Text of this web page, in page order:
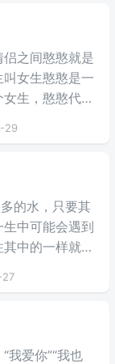
之间憨憨就是
女生憨憨是一
生，憨憨代表
29
的水，只要其
中可能会遇到
中的一样就足
女子的柔弱相
我爱你”“我也